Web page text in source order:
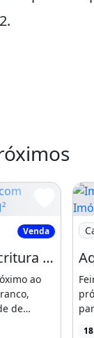
Escritura
Venda
Terra com Escritura 30.000M²
ao
de